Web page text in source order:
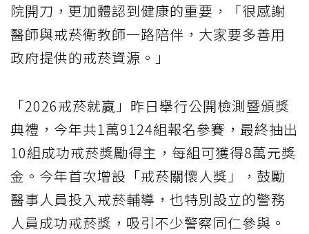
院開刀，更加體認到健康的重要，「很感謝
醫師與戒菸衛教師一路陪伴，大家要多善用
政府提供的戒菸資源。」
「2026戒菸就贏」昨日舉行公開檢測暨頒獎
典禮，今年共1萬9124組報名參賽，最終抽出
10組成功戒菸獎勵得主，每組可獲得8萬元獎
金。今年首次增設「戒菸關懷人獎」，鼓勵
醫事人員投入戒菸輔導，也特別設立的警務
人員成功戒菸獎，吸引不少警察同仁參與。